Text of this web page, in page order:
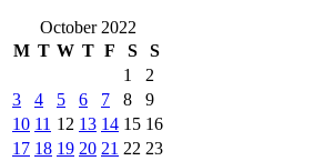
October 2022
M T W T F S
S
1
2
3
4 5 6 7 8
9
10 11 12 13 14 15 16
17 18 19 20 21 22 23